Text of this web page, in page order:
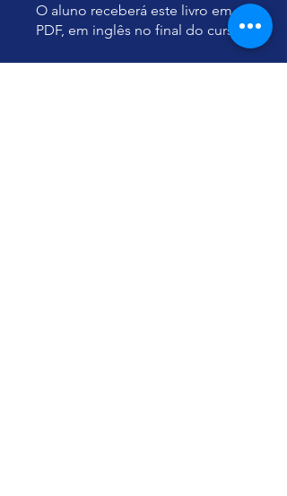
O aluno receberá este livro em
PDF, em inglês no final do curso.